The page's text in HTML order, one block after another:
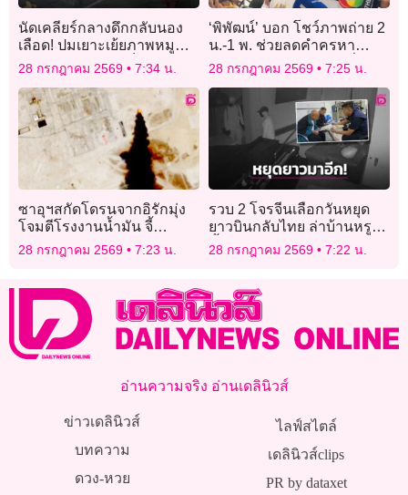
นัดเคลียร์กลางดึกกลับนอง
เลือด! ปมเยาะเย้ยภาพหมู
หน้าสุเหร่า ดับ 1 เจ็บ 1
28 กรกฎาคม 2569 7:34 น.
‘พิพัฒน์’ บอก โชว์ภาพถ่าย 2
น.-1 พ. ช่วยลดคำครหา
แตกแยก สยบพวกชอบปั่น
28 กรกฎาคม 2569 7:25 น.
ซาอุฯสกัดโดรนจากอิรักมุ่ง
โจมตีโรงงานน้ำมัน จี้
แบกแดดเอาผิดผู้ก่อเหตุ
28 กรกฎาคม 2569 7:23 น.
รวบ 2 โจรจีนเลือกวันหยุด
ยาวบินกลับไทย ล่าบ้านหรู
ซ้ำ! ย่ามใจกวาดได้นับล้าน
28 กรกฎาคม 2569 7:22 น.
อ่านความจริง อ่านเดลินิวส์
ข่าวเดลินิวส์
บทความ
ดวง-หวย
ไลฟ์สไตล์
เดลินิวส์clips
PR by dataxet